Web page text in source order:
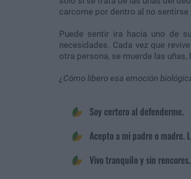
carcome por dentro al no
Puede sentir ira hacia uno de
necesidades. Cada vez que
otra persona, se muerde las
¿Cómo libero esa emoción
Soy certero al defenderme.
Acepto a mi padre o madre.
Vivo tranquilo y sin rencores.